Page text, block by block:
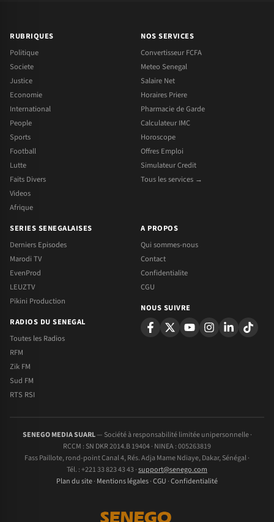
RUBRIQUES
Politique
Societe
Justice
Economie
International
People
Sports
Football
Lutte
Faits Divers
Videos
Afrique
NOS SERVICES
Convertisseur FCFA
Meteo Senegal
Salaire Net
Horaires Priere
Pharmacie de Garde
Calculateur IMC
Horoscope
Offres Emploi
Simulateur Credit
Tous les services →
SERIES SENEGALAISES
Derniers Episodes
Marodi TV
EvenProd
LEUZTV
Pikini Production
RADIOS DU SENEGAL
Toutes les Radios
RFM
Zik FM
Sud FM
RTS RSI
A PROPOS
Qui sommes-nous
Contact
Confidentialite
CGU
NOUS SUIVRE
SENEGO MEDIA SUARL— Société à responsabilité limitée unipersonnelle ·
RCCM : SN DKR 2014.B 19404 · NINEA : 005263819
Fass Paillote, rond-point Canal 4, Rés. Adja Mame Ndiaye, Dakar, Sénégal ·
Tél. : +221 33 823 43 43 ·support@senego.com
Plan du site· Mentions légales·CGU ·Confidentialité